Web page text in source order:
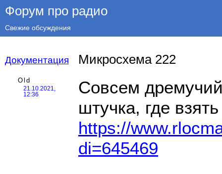
Форум про радио
Свежие обсуждения
Документация Микросхема 222
Old
21.10.2021,
12:36
Совсем
штучка, где
https://
di=645469